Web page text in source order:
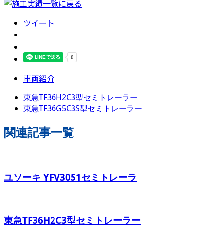
ツイート
車両紹介
東急TF36H2C3型セミトレーラー
東急TF36G5C3S型セミトレーラー
関連記事一覧
ユソーキ YFV3051セミトレーラ
東急TF36H2C3型セミトレーラー